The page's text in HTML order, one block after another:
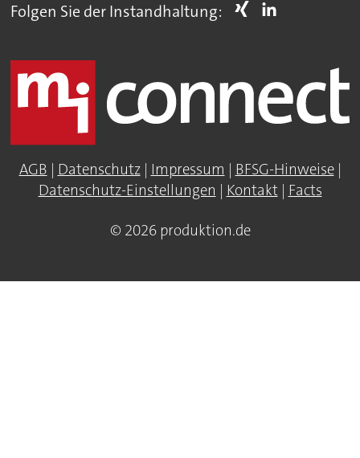
Folgen Sie der Instandhaltung:
AGB | Datenschutz| Impressum | BFSG-Hinweise|
Datenschutz-Einstellungen | Kontakt| Facts
© 2026 produktion.de